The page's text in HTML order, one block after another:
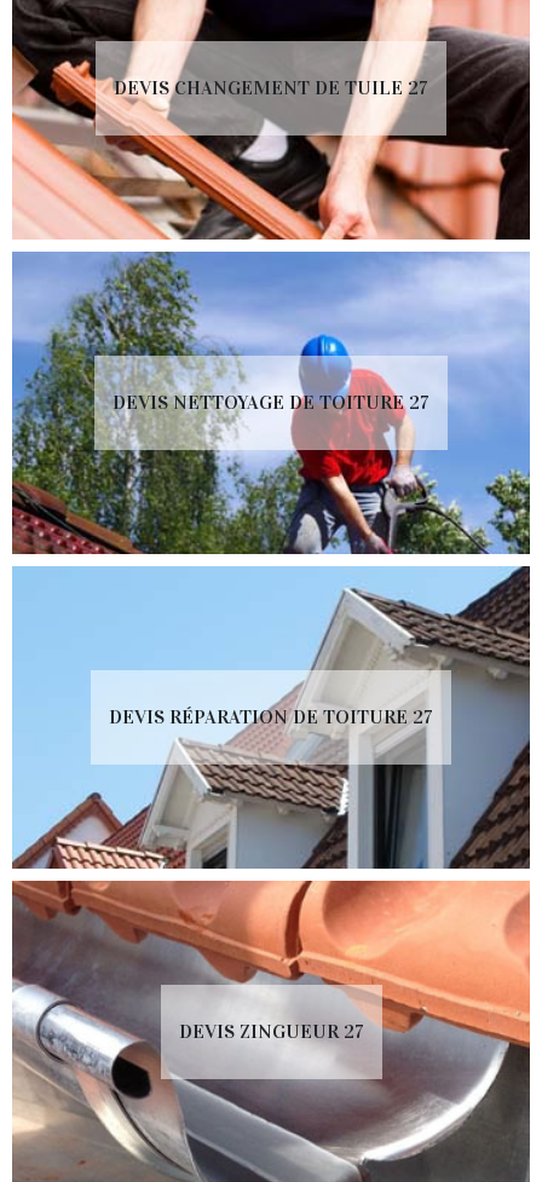
DEVIS CHANGEMENT DE TUILE 27
DEVIS NETTOYAGE DE TOITURE 27
DEVIS RÉPARATION DE TOITURE 27
DEVIS ZINGUEUR 27